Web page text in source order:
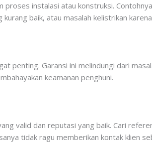
proses instalasi atau konstruksi.
baik, atau masalah kelistrikan
penting. Garansi ini melindungi dari
keamanan penghuni.
valid dan reputasi yang baik. Cari
tidak ragu memberikan kontak klien